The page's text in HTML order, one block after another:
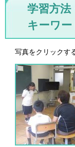
学習方法
キーワ
写真をクリックす